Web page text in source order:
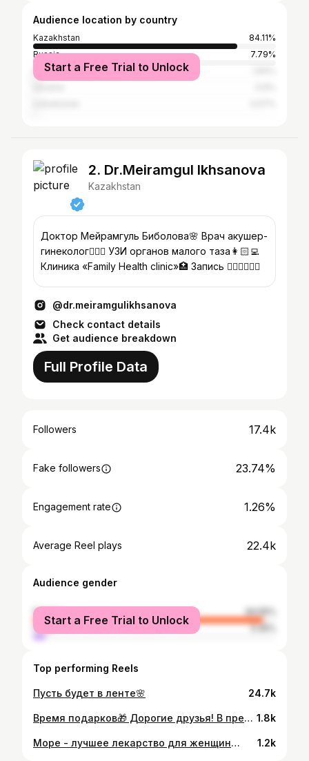
Audience location by country
Kazakhstan
84.11%
Russia
7.79%
Kyrgyzstan
Start a Free Trial to Unlock
2. Dr.Meiramgul Ikhsanova
Kazakhstan
Доктор Мейрамгуль Биболова🌸 Врач акушер-
гинеколог👩🏻‍⚕️ УЗИ органов малого таза👩🏻‍💻
Клиника «Family Health clinic»🏥 Запись 👇🏻👇🏻👇🏻
@dr.meiramgulikhsanova
Check contact details
Get audience breakdown
Full Profile Data
Followers 17.4k
Fake followers 23.74%
Engagement rate 1.26%
Average Reel plays 22.4k
Audience gender
female
94.55%
male
5.45%
Start a Free Trial to Unlock
Top performing Reels
Пусть будет в ленте🌸 24.7k
Время подарков🎁 Дорогие друзья! В преддверии нового года решила порадовать вас новогодним розыгрышем и сделать ваше настроение еще более праздничным. Приз🎁- 1 сертификат на консультацию + УЗИ органов малого таза у меня. 2 сертификат на обследование у врача на выбор в клинике Женского здоровья. Условия очень простые: ✅ Быть подписанным на меня @dr.meiramgulbibolova и на @familyhealthclinic ❤️ Поставить лайк на этот пост. 💬 Сделать репост у себя в сториз для большего охвата. Итоги конкурса проведу 03.01.2024 ✨ Всем удачи🎅🏻 1.8k
Море - лучшее лекарство для женщин👸🏼 Оправляйте своим мужьям- то , что доктор прописал😉 Согласны? 1.2k